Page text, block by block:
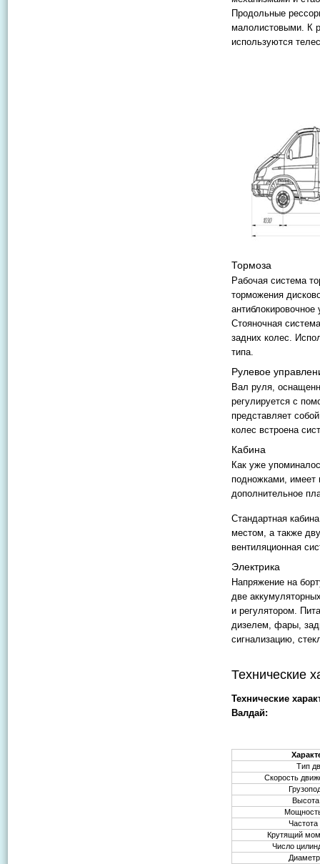
Продольные
малолистовыми. К
используются
Тормоза
Рабочая система
торможения
Стояночная
задних колес.
типа.
Рулевое
Вал руля,
регулируется с
представляет
колес встроена
Кабина
Как уже
подножками, имеет
дополнительное
Стандартная
местом, а также
вентиляционная
Электрика
Напряжение на
две
и регулятором.
дизелем, фары,
сигнализацию,
Технические
Технические
Валдай:
Тип
Скорость
Высота
Крутящий
Число